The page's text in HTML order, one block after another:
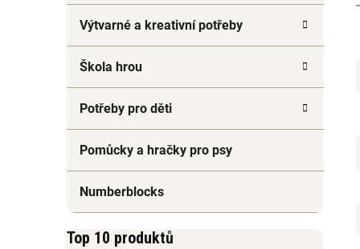
Výtvarné a kreativní potřeby
Škola hrou
Potřeby pro děti
Pomůcky a hračky pro psy
Numberblocks
Top 10 produktů